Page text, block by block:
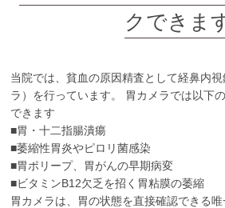
クできま
当院では、貧血の原因精査として経鼻内
ラ）を行っています。 胃カメラでは以下
できます
■胃・十二指腸潰瘍
■萎縮性胃炎やピロリ菌感染
■胃ポリープ、胃がんの早期病変
■ビタミンB12欠乏を招く胃粘膜の萎縮
胃カメラは、胃の状態を直接確認できる